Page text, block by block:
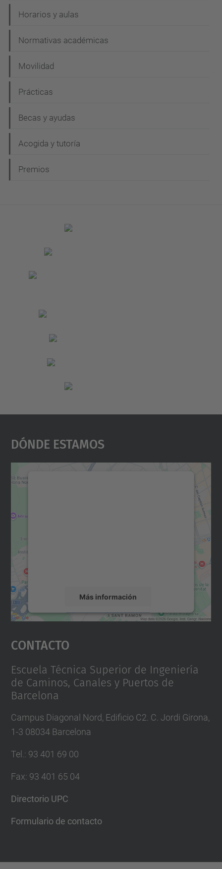
Horarios y aulas
Normativas académicas
Movilidad
Prácticas
Becas y ayudas
Acogida y tutoría
Premios
Dónde Estamos
Más información
Aceptar
powered by
Contacto
Escuela Técnica Superior de Ingeniería
de Caminos, Canales y Puertos de
Barcelona
Campus Diagonal Nord, Edificio C2. C. Jordi Girona,
1-3 08034 Barcelona
Tel.: 93 401 69 00
Fax: 93 401 65 04
Directorio UPC
Formulario de contacto